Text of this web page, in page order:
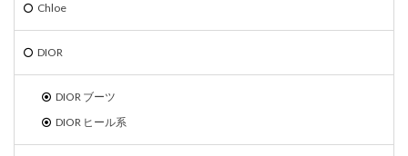
Chloe
DIOR
DIOR ブーツ
DIOR ヒール系